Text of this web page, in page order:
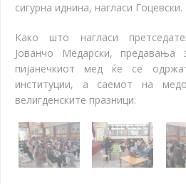
сигурна иднина, нагласи Гоцевски.
Како што нагласи
Јованчо Медарски,
пијанечкиот мед ќе се
институции, а саемот на
велигденските празници.